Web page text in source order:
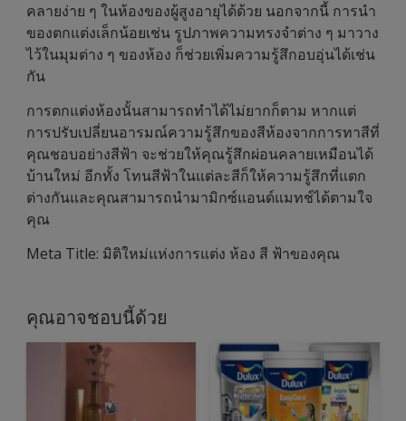
คลายง่าย ๆ ในห้องของผู้สูงอายุได้ด้วย นอกจากนี้ การนำ
ของตกแต่งเล็กน้อยเช่น รูปภาพความทรงจำต่าง ๆ มาวาง
ไว้ในมุมต่าง ๆ ของห้อง ก็ช่วยเพิ่มความรู้สึกอบอุ่นได้เช่น
กัน
การตกแต่งห้องนั้นสามารถทำได้ไม่ยากก็ตาม หากแต่
การปรับเปลี่ยนอารมณ์ความรู้สึกของสีห้องจากการทาสีที่
คุณชอบอย่างสีฟ้า จะช่วยให้คุณรู้สึกผ่อนคลายเหมือนได้
บ้านใหม่ อีกทั้ง โทนสีฟ้าในแต่ละสีก็ให้ความรู้สึกที่แตก
ต่างกันและคุณสามารถนำมามิกซ์แอนด์แมทช์ได้ตามใจ
คุณ
Meta Title: มิติใหม่แห่งการแต่ง ห้อง สี ฟ้าของคุณ
คุณอาจชอบนี้ด้วย